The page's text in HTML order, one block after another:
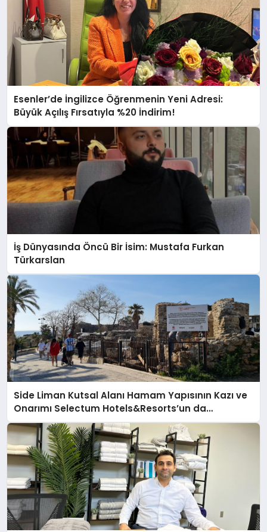
Esenler’de İngilizce Öğrenmenin Yeni Adresi:
Büyük Açılış Fırsatıyla %20 İndirim!
İş Dünyasında Öncü Bir İsim: Mustafa Furkan
Türkarslan
Side Liman Kutsal Alanı Hamam Yapısının Kazı ve
Onarımı Selectum Hotels&Resorts’un da
Katkılarıyla Tamamlandı